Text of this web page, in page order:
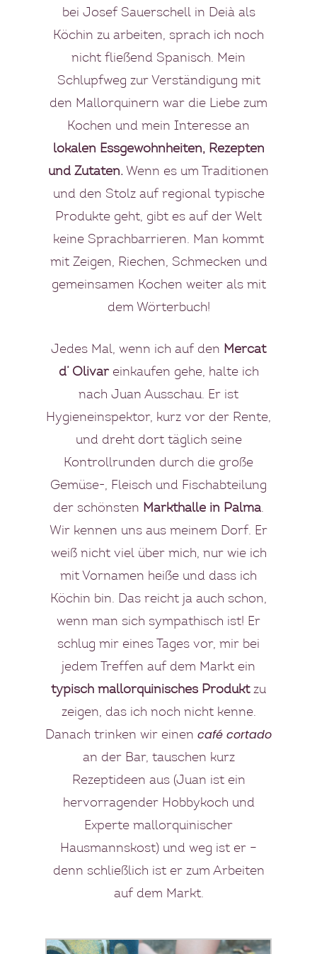
bei Josef Sauerschell in Deià als
Köchin zu arbeiten, sprach ich noch
nicht fließend Spanisch. Mein
Schlupfweg zur Verständigung mit
den Mallorquinern war die Liebe zum
Kochen und mein Interesse an
lokalen Essgewohnheiten, Rezepten
und Zutaten. Wenn es um Traditionen
und den Stolz auf regional typische
Produkte geht, gibt es auf der Welt
keine Sprachbarrieren. Man kommt
mit Zeigen, Riechen, Schmecken und
gemeinsamen Kochen weiter als mit
dem Wörterbuch!
Jedes Mal, wenn ich auf den Mercat
d’ Olivar einkaufen gehe, halte ich
nach Juan Ausschau. Er ist
Hygieneinspektor, kurz vor der Rente,
und dreht dort täglich seine
Kontrollrunden durch die große
Gemüse-, Fleisch und Fischabteilung
der schönsten Markthalle in Palma.
Wir kennen uns aus meinem Dorf. Er
weiß nicht viel über mich, nur wie ich
mit Vornamen heiße und dass ich
Köchin bin. Das reicht ja auch schon,
wenn man sich sympathisch ist! Er
schlug mir eines Tages vor, mir bei
jedem Treffen auf dem Markt ein
typisch mallorquinisches Produktzu
zeigen, das ich noch nicht kenne.
Danach trinken wir einen café cortado
an der Bar, tauschen kurz
Rezeptideen aus (Juan ist ein
hervorragender Hobbykoch und
Experte mallorquinischer
Hausmannskost) und weg ist er –
denn schließlich ist er zum Arbeiten
auf dem Markt.